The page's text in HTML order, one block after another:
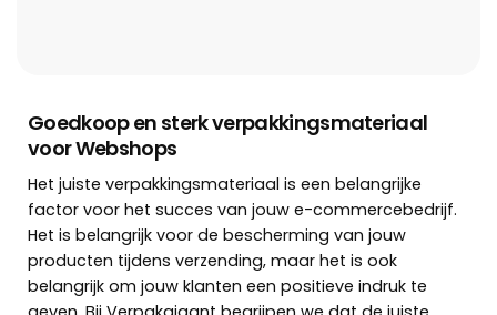
Goedkoop en sterk verpakkingsmateriaal
voor Webshops
Het juiste verpakkingsmateriaal is een belangrijke
factor voor het succes van jouw e-commercebedrijf.
Het is belangrijk voor de bescherming van jouw
producten tijdens verzending, maar het is ook
belangrijk om jouw klanten een positieve indruk te